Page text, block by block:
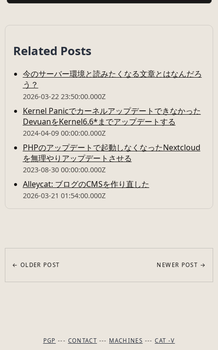
Related Posts
今のサーバー環境と読みたくなる文章とはなんだろ
う？
2026-03-22 23:50:00.000Z
Kernel Panicでカーネルアップデートできなかった
DevuanをKernel6.6*までアップデートする
2024-04-09 00:00:00.000Z
PHPのアップデートで起動しなくなったNextcloud
を無理やりアップデートさせる
2023-08-30 00:00:00.000Z
Alleycat: ブログのCMSを作り直した
2026-03-21 01:54:00.000Z
← OLDER POST NEWER POST →
PGP --- CONTACT --- MACHINES ---CAT -V